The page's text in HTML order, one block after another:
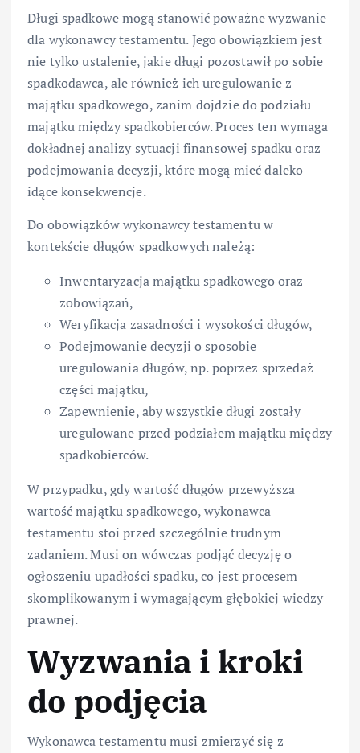
Długi spadkowe mogą stanowić poważne wyzwanie
dla wykonawcy testamentu. Jego obowiązkiem jest
nie tylko ustalenie, jakie długi pozostawił po sobie
spadkodawca, ale również ich uregulowanie z
majątku spadkowego, zanim dojdzie do podziału
majątku między spadkobierców. Proces ten wymaga
dokładnej analizy sytuacji finansowej spadku oraz
podejmowania decyzji, które mogą mieć daleko
idące konsekwencje.
Do obowiązków wykonawcy testamentu w
kontekście długów spadkowych należą:
Inwentaryzacja majątku spadkowego oraz
zobowiązań,
Weryfikacja zasadności i wysokości długów,
Podejmowanie decyzji o sposobie
uregulowania długów, np. poprzez sprzedaż
części majątku,
Zapewnienie, aby wszystkie długi zostały
uregulowane przed podziałem majątku między
spadkobierców.
W przypadku, gdy wartość długów przewyższa
wartość majątku spadkowego, wykonawca
testamentu stoi przed szczególnie trudnym
zadaniem. Musi on wówczas podjąć decyzję o
ogłoszeniu upadłości spadku, co jest procesem
skomplikowanym i wymagającym głębokiej wiedzy
prawnej.
Wyzwania i kroki
do podjęcia
Wykonawca testamentu musi zmierzyć się z